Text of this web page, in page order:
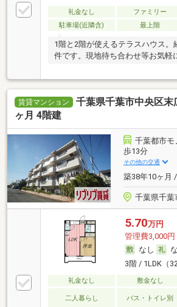
礼金なし ファミリー
駐車場(近隣含)
最上階
1階と2階が使えるテラスハウス。
件です。現地待ち合わせ等お気軽
賃貸マンション
千葉県千葉市中央区
ヶ月 4階建
千葉都市モ
歩13分
その他の交通
築38年10ヶ月
千葉県千葉
5.70万円
管理費3,000円
なし
3階 / 1LDK（
礼金なし 敷金なし
二人暮らし バス・トイレ別